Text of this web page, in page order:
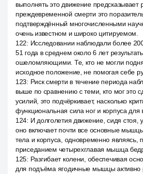
выполнять это движение предсказывает
преждевременной смерти это
подтверждённый многочисленными
очень известном и широко цитируемом.
122: Исследовании наблюдали более
51 года в среднем около 6 лет
ошеломляющими. Те, кто не могли
исходное положение, не помогая себе
123: Риск смерти в течение периода
выше по сравнению с теми, кто мог это
усилий, это подчёркивает, насколько
функциональная сила ног и корпуса для
124: И долголетия движение, сидя стоя,
оно включает почти все основные
тела и корпуса, одновременно являясь,
приседанием четырехглавая мышца
125: Разгибает колени, обеспечивая
для подъёма ягодичные мышцы активно